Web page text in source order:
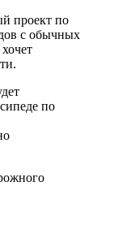
проект по
с обычных
по